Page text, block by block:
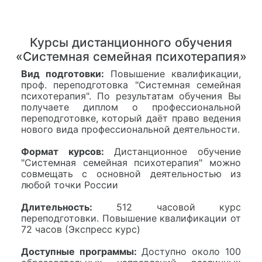
Курсы дистанционного обучения
«Системная семейная психотерапия»
Вид подготовки: Повышение квалификации,
проф. переподготовка "Системная семейная
психотерапия". По результатам обучения Вы
получаете диплом о профессиональной
переподготовке, который даёт право ведения
нового вида профессиональной деятельности.
Формат курсов: Дистанционное обучение
"Системная семейная психотерапия" можно
совмещать с основной деятельностью из
любой точки России
Длительность: 512 часовой курс
переподготовки. Повышение квалификации от
72 часов (Экспресс курс)
Доступные программы: Доступно около 100